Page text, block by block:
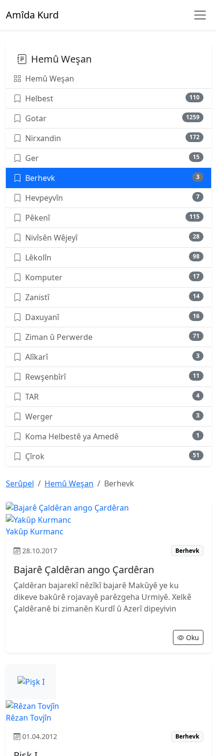
Amîda Kurd
Hemû Weşan
Hemû Weşan
Helbest
110
Gotar 1259
Nirxandin 172
Ger 15
Berhevk 3
Hevpeyvîn 7
Pêkenî 115
Nivîsên Wêjeyî 28
Lêkolîn 98
Komputer 17
Zanistî 14
Daxuyanî 16
Ziman û Perwerde 71
Alîkarî 3
Rewşenbîrî 11
TAR 4
Werger 3
Koma Helbestê ya Amedê 1
Çîrok 51
Serûpel Hemû Weşan Berhevk
Yakûp Kurmanc
28.10.2017 Berhevk
Bajarê Çaldêran ango Çardêran
Çaldêran bajarekî nêzîkî bajarê Makûyê ye ku
dikeve bakûrê rojavayê parêzgeha Urmiyê. Xelkê
Çaldêranê bi zimanên Kurdî û Azerî dipeyivin
Oku
Rêzan Tovjîn
01.04.2012 Berhevk